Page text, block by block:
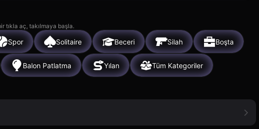
tıkla aç, takılmaya başla.
Spor Solitaire Beceri Silah Boşta
Balon Patlatma Yılan Tüm Kategoriler